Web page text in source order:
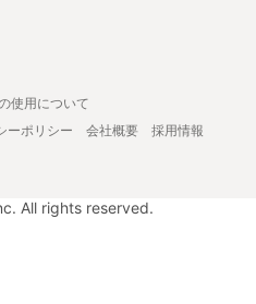
使用について
ーポリシー 会社概要
採用情報
All rights reserved.